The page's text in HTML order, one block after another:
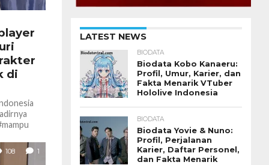
di
108 1
LATEST NEWS
BIODATA
Biodata Kobo Kanaeru:
Profil, Umur, Karier, dan
Fakta Menarik VTuber
Hololive Indonesia
BIODATA
Biodata Yovie & Nuno:
Profil, Perjalanan
Karier, Daftar Personel,
dan Fakta Menarik